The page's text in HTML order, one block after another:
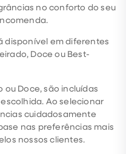
no conforto do seu
disponível em diferentes
Doce ou Best-
Doce, são incluídas
Ao selecionar
cuidadosamente
nas preferências mais
nossos clientes.